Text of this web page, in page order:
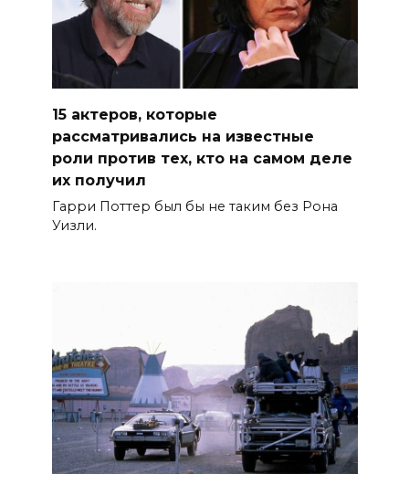
15 актеров, которые
рассматривались на известные
роли против тех, кто на самом деле
их получил
Гарри Поттер был бы не таким без Рона
Уизли.